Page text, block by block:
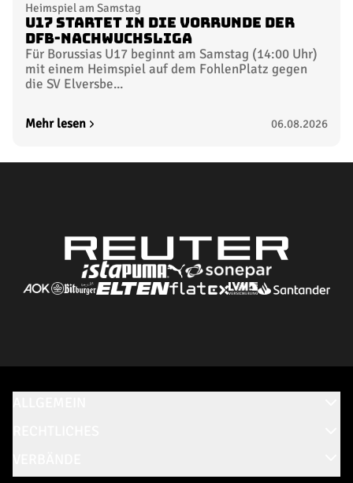
Heimspiel am Samstag
U17 startet in die Vorrunde der
DFB-Nachwuchsliga
Für Borussias U17 beginnt am Samstag (14:00 Uhr)
mit einem Heimspiel auf dem FohlenPlatz gegen
die SV Elversbe...
Mehr lesen 06.08.2026